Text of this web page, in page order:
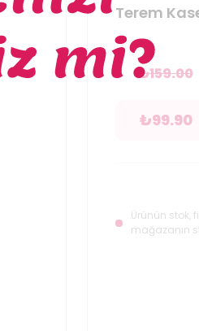
Terem
₺159.00
₺99.90
Ürünün stok,
mağazanın